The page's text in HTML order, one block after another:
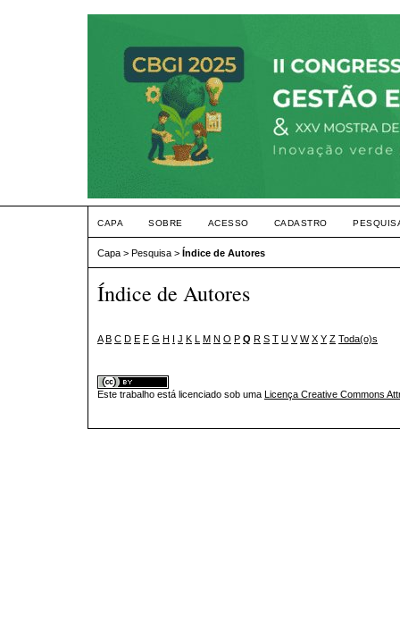
CAPA SOBRE ACESSO CADASTRO
Capa > Pesquisa > Índice de Autores
Índice de Autores
A B C D E F G H I J K L M N O P Q R S T U V W X Y Z Toda(o)s
Este trabalho está licenciado sob uma Licença Creative Commons